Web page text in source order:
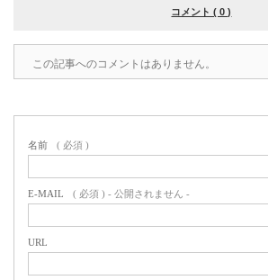
コメント ( 0 )
この記事へのコメントはありません。
名前 ( 必須 )
E-MAIL ( 必須 ) - 公開されません -
URL